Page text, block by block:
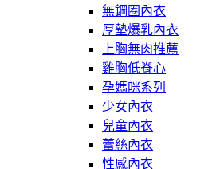
無鋼圈內衣
厚墊爆乳內衣
上胸無肉推薦
雞胸低脊心
孕媽咪系列
少女內衣
兒童內衣
蕾絲內衣
性感內衣